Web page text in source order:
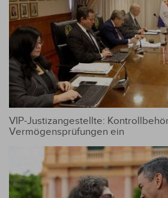
VIP-Justizangestellte:
Vermögensprüfungen ein